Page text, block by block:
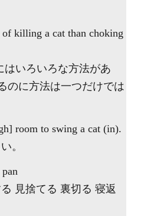
of killing a cat than choking
はいろいろな方法があ
のに方法は一つだけでは
room to swing a cat (in).
。
見捨てる 裏切る 寝返